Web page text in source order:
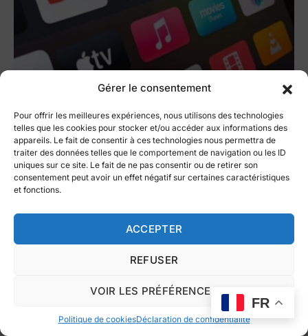
Gérer le consentement
Pour offrir les meilleures expériences, nous utilisons des technologies
telles que les cookies pour stocker et/ou accéder aux informations des
appareils. Le fait de consentir à ces technologies nous permettra de
traiter des données telles que le comportement de navigation ou les ID
uniques sur ce site. Le fait de ne pas consentir ou de retirer son
consentement peut avoir un effet négatif sur certaines caractéristiques
et fonctions.
ACCEPTER
REFUSER
VOIR LES PRÉFÉRENCES
Politique de cookiesDéclaration de confidentialité
Le futur des spots
publicitaires : Pourquoi les
annonceurs doivent
repenser leur stratégie
marketing
by Dimitri Martel 17 octobre 2024 No comments
Le marché de la publicité est en pleine mutation.
Alors que la télévision linéaire dominait
FR